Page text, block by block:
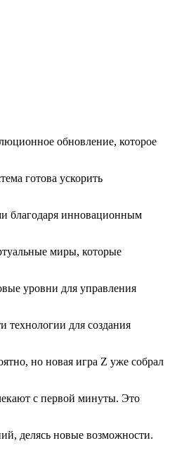
обновление, которое
готова ускорить
благодаря инновационным
миры, которые
уровни для управления
технологии для создания
но новая игра Z уже собрал
с первой минуты. Это
делясь новые возможности.